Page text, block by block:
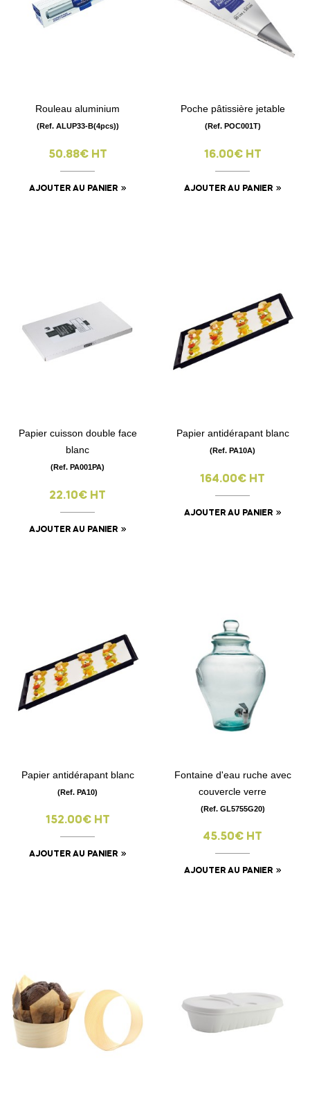
Rouleau aluminium
(Ref. ALUP33-B(4pcs))
50.88€ HT
AJOUTER AU PANIER
Poche pâtissière jetable
(Ref. POC001T)
16.00€ HT
AJOUTER AU PANIER
Papier cuisson double face
blanc
(Ref. PA001PA)
22.10€ HT
AJOUTER AU PANIER
Papier antidérapant blanc
(Ref. PA10A)
164.00€ HT
AJOUTER AU PANIER
Papier antidérapant blanc
(Ref. PA10)
152.00€ HT
AJOUTER AU PANIER
Fontaine d'eau ruche avec
couvercle verre
(Ref. GL5755G20)
45.50€ HT
AJOUTER AU PANIER